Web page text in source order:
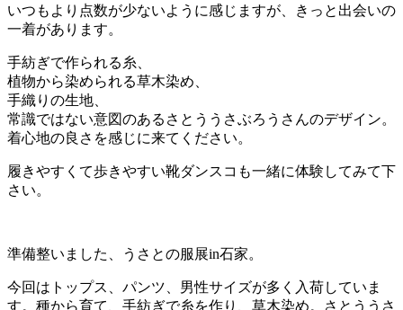
いつもより点数が少ないように感じますが、きっと出会いの
一着があります。
手紡ぎで作られる糸、
植物から染められる草木染め、
手織りの生地、
常識ではない意図のあるさとううさぶろうさんのデザイン。
着心地の良さを感じに来てください。
履きやすくて歩きやすい靴ダンスコも一緒に体験してみて下
さい。
準備整いました、うさとの服展in石家。
今回はトップス、パンツ、男性サイズが多く入荷していま
す。種から育て、手紡ぎで糸を作り、草木染め。さとううさ